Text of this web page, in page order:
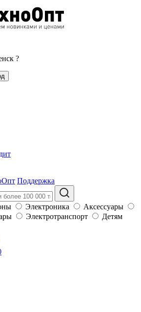
?
Поддержка
Электроника
Аксессуары
Электротранспорт Детям